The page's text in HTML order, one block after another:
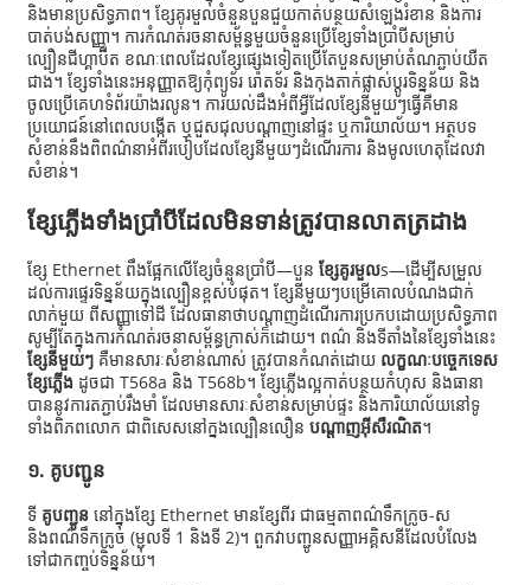
និងមានប្រសិទ្ធភាព។ ខ្សែគូរមួលចំនួនបួនជួយកាត់បន្ថយសំឡេងរំខាន និងការ
បាត់បង់សញ្ញា។ ការកំណត់រចនាសម្ព័ន្ធមួយចំនួនប្រើខ្សែទាំងប្រាំបីសម្រាប់
ល្បឿនជីហ្គាប៊ីត ខណៈពេលដែលខ្សែផ្សេងទៀតប្រើតែបួនសម្រាប់តំណភ្ជាប់យឺត
ជាង។ ខ្សែទាំងនេះអនុញ្ញាតឱ្យកុំព្យូទ័រ រ៉ោតទ័រ និងកុងតាក់ផ្លាស់ប្តូរទិន្នន័យ និង
ចូលប្រើគេហទំព័រយ៉ាងរលូន។ ការយល់ដឹងអំពីអ្វីដែលខ្សែនីមួយៗធ្វើគឺមាន
ប្រយោជន៍នៅពេលបង្កើត ឬជួសជុលបណ្តាញនៅផ្ទះ ឬការិយាល័យ។ អត្ថបទ
សំខាន់នឹងពិពណ៌នាអំពីរបៀបដែលខ្សែនីមួយៗដំណើរការ និងមូលហេតុដែលវា
សំខាន់។
ខ្សែភ្លើងទាំងប្រាំបីដែលមិនទាន់ត្រូវបានលាតត្រដាង
ខ្សែ Ethernet ពឹងផ្អែកលើខ្សែចំនួនប្រាំបី—បួន ខ្សែគូរមួលs—ដើម្បីសម្រួល
ដល់ការផ្ទេរទិន្នន័យក្នុងល្បឿនខ្ពស់បំផុត។ ខ្សែនីមួយៗបម្រើគោលបំណងជាក់
លាក់មួយ ពីសញ្ញាទៅដី ដែលធានាថាបណ្តាញដំណើរការប្រកបដោយប្រសិទ្ធភាព
សូម្បីតែក្នុងការកំណត់រចនាសម្ព័ន្ធក្រាស់ក៏ដោយ។ ពណ៌ និងទីតាំងនៃខ្សែទាំងនេះ
ខ្សែនីមួយៗគឺមានសារៈសំខាន់ណាស់ ត្រូវបានកំណត់ដោយ លក្ខណៈបច្ចេកទេស
ខ្សែភ្លើង ដូចជា T568a និង T568b។ ខ្សែភ្លើងល្អកាត់បន្ថយកំហុស និងធានា
បាននូវការតភ្ជាប់រឹងមាំ ដែលមានសារៈសំខាន់សម្រាប់ផ្ទះ និងការិយាល័យនៅទូ
ទាំងពិភពលោក ជាពិសេសនៅក្នុងល្បឿនលឿន បណ្តាញអ៊ីសឺរណិត។
១. គូបញ្ជូន
ទី គូបញ្ជូននៅក្នុងខ្សែ Ethernet មានខ្សែពីរ ជាធម្មតាពណ៌ទឹកក្រូច-ស
និងពណ៌ទឹកក្រូច (ម្ជុលទី 1 និងទី 2)។ ពួកវាបញ្ជូនសញ្ញាអគ្គិសនីដែលបំលែង
ទៅជាកញ្ចប់ទិន្នន័យ។